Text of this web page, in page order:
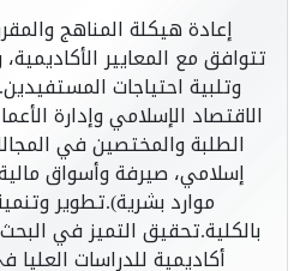
إعادة هيكلة المناهج
تتوافق مع المعايير
وتلبية احتياجات
الاقتصاد الإسلامي وإدارة
الطلبة والمختصين في
إسلامي، صيرفة وأسواق
موارد بشرية).تطوير
بالكلية.تحقيق التميز في
أكاديمية للدراسات